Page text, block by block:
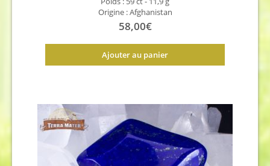
Origine : Afghanistan
58,00€
Ajouter au panier